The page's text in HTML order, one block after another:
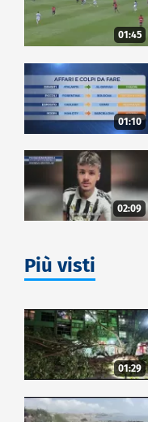
01:45
01:10
02:09
Più visti
01:29